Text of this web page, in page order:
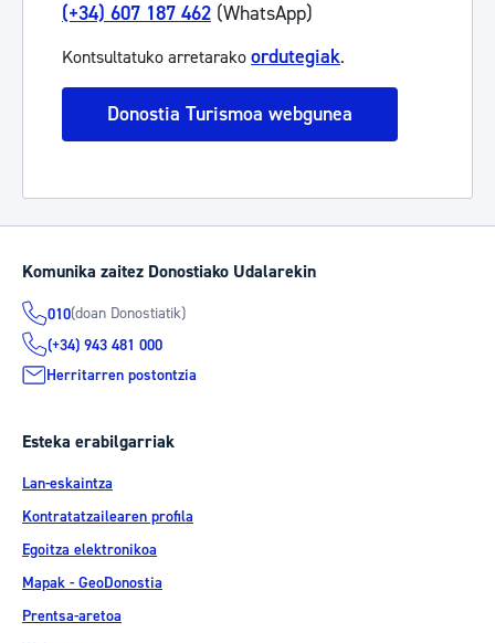
(+34) 607 187 462 (WhatsApp)
Kontsultatuko arretarako ordutegiak.
Donostia Turismoa webgunea
Komunika zaitez Donostiako Udalarekin
010(doan Donostiatik)
(+34) 943 481 000
Herritarren postontzia
Esteka erabilgarriak
Lan-eskaintza
Kontratatzailearen profila
Egoitza elektronikoa
Mapak - GeoDonostia
Prentsa-aretoa